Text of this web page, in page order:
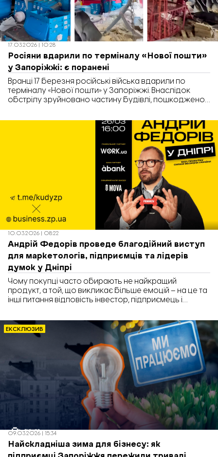
17.03.2026 | 10:28
Росіяни вдарили по терміналу «Нової пошти»
у Запоріжжі: є поранені
Вранці 17 березня російські війська вдарили по
терміналу «Нової пошти» у Запоріжжі. Внаслідок
обстрілу зруйновано частину будівлі, пошкоджено
повідомили в компанії.
10.03.2026 | 08:22
Андрій Федорів проведе благодійний виступ
для маркетологів, підприємців та лідерів
думок у Дніпрі
Чому покупці часто обирають не найкращий
продукт, а той, що викликає більше емоцій – на це та
інші питання відповість інвестор, підприємець і
відбудеться 26 березня у Дніпрі. Він доклав руку до
розвитку сотень брендів, як-от «Нова пошта»,
Rozetka, «Дія» та інші.
ЕКСКЛЮЗИВ
09.03.2026 | 15:34
Найскладніша зима для бізнесу: як
підприємці Запоріжжя пережили тривалі